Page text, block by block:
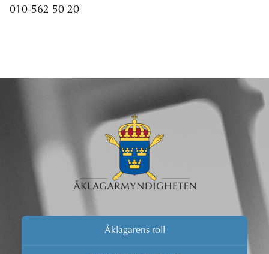
010-562 50 20
Åklagarens roll